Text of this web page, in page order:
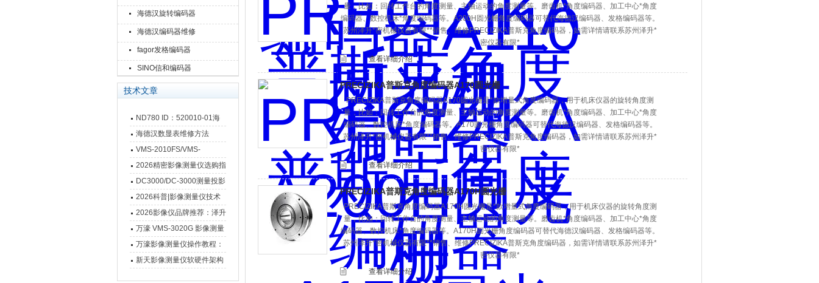
海德汉旋转编码器
海德汉编码器维修
fagor发格编码器
SINO信和编码器
技术文章
ND780 ID：520010-01海
德汉数显表故障维修内容
海德汉数显表维修方法
VMS-2010FS/VMS-
3020FS/VMS-4030FS手动
影像测量仪技术参数
2026精密影像测量仪选购指
南 靠谱品牌一站式选型推荐
DC3000/DC-3000测量投影
仪万濠数据处理器数显表故
障维修方法
2026科普|影像测量仪技术
原理、分类及选型应用
2026影像仪品牌推荐：泽升
影像测量仪选型指南
万濠 VMS-3020G 影像测量
仪技术规格与应用解析
万濠影像测量仪操作教程：
从开机到出报告，新手也能
新天影像测量仪软硬件架构
量，比如：回转工作台的角度测量、主轴运动的角度测量等。磨齿机*角度编码器、加工中心*角度
编码器、数控机床*角度编码器等。A200H圆光栅角度编码器可替代海德汉编码器、发格编码器等。
苏州泽升*密机械仪器有限**销售、维修PRECIZIKA普斯克角度编码器，如需详情请联系苏州泽升*
密仪器有限*
查看详细介绍
PRECIZIKA普斯克角度编码器A170圆光栅
PRECIZIKA普斯克角度编码器A170圆光栅是*款增量式角度编码器，用于机床仪器的旋转角度测
量，比如：回转工作台的角度测量、主轴运动的角度测量等。磨齿机*角度编码器、加工中心*角度
编码器、数控机床*角度编码器等。A170圆光栅角度编码器可替代海德汉编码器、发格编码器等。
苏州泽升*密机械仪器有限**销售、维修PRECIZIKA普斯克角度编码器，如需详情请联系苏州泽升*
密仪器有限*
查看详细介绍
PRECIZIKA普斯克角度编码器A170H圆光栅
PRECIZIKA普斯克角度编码器A170H圆光栅是*款增量式角度编码器，用于机床仪器的旋转角度测
量，比如：回转工作台的角度测量、主轴运动的角度测量等。磨齿机*角度编码器、加工中心*角度
编码器、数控机床*角度编码器等。A170H圆光栅角度编码器可替代海德汉编码器、发格编码器等。
苏州泽升*密机械仪器有限**销售、维修PRECIZIKA普斯克角度编码器，如需详情请联系苏州泽升*
密仪器有限*
查看详细介绍